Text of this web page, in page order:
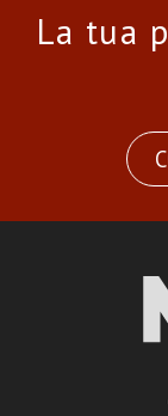
La tua